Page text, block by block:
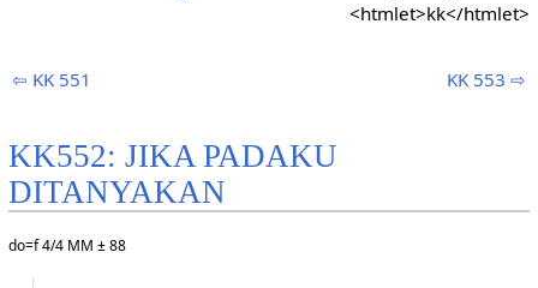
<htmlet>kk</htmlet>
⇦ KK 551 KK 553 ⇨
KK552: JIKA PADAKU
DITANYAKAN
do=f 4/4 MM ± 88